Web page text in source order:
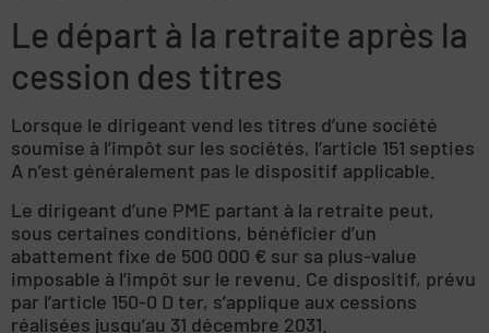
Le départ à la retraite après la
cession des titres
Lorsque le dirigeant vend les titres d’une société
soumise à l’impôt sur les sociétés, l’article 151 septies
A n’est généralement pas le dispositif applicable.
Le dirigeant d’une PME partant à la retraite peut,
sous certaines conditions, bénéficier d’un
abattement fixe de 500 000 € sur sa plus-value
imposable à l’impôt sur le revenu. Ce dispositif, prévu
par l’article 150-0 D ter, s’applique aux cessions
réalisées jusqu’au 31 décembre 2031.